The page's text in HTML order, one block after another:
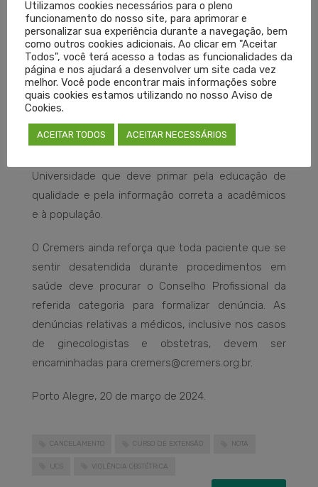
que, muitas vezes, são atendidas por equipes
multiprofissionais. Não há qualquer fundamento
pressupor que o médico, no exercício da sua
atividade, vá prejudicar seu paciente ou o
andamento da equipe de trabalho.”
termo ‘violência obstétrica’ é inapropriado,
Universidade que deve primar pela educação de
qualidade e pela informação correta a acadêmicos
e à população.
O Cremers ainda reforça que toda paciente que se
sentir desatendida durante procedimentos em
saúde deve procurar o Conselho Profissional da
referida categoria para formalizar denúncia. As
denúncias relativas a médicos, inclusive nos casos
de ginecologistas e obstetras, devem ser
encaminhadas para cremers@cremers.org.br.
Porto Alegre, 20 de março de 2024.
CANCELAMENTO CURSO DE EXTENSÃO NOTA
UCS VIOLÊNCIA OBSTÉTRICA
Utilizamos cookies necessários para o pleno
funcionamento do nosso site, para aprimorar e
personalizar sua experiência durante a navegação, bem
como outros cookies adicionais. Ao clicar em "Aceitar
Todos", você terá acesso a todas as funcionalidades da
página e nos ajudará a desenvolver um site cada vez
melhor. Você pode encontrar mais informações sobre
quais cookies estamos utilizando no nosso Aviso de
Cookies.
ACEITAR TODOS ACEITAR NECESSÁRIOS